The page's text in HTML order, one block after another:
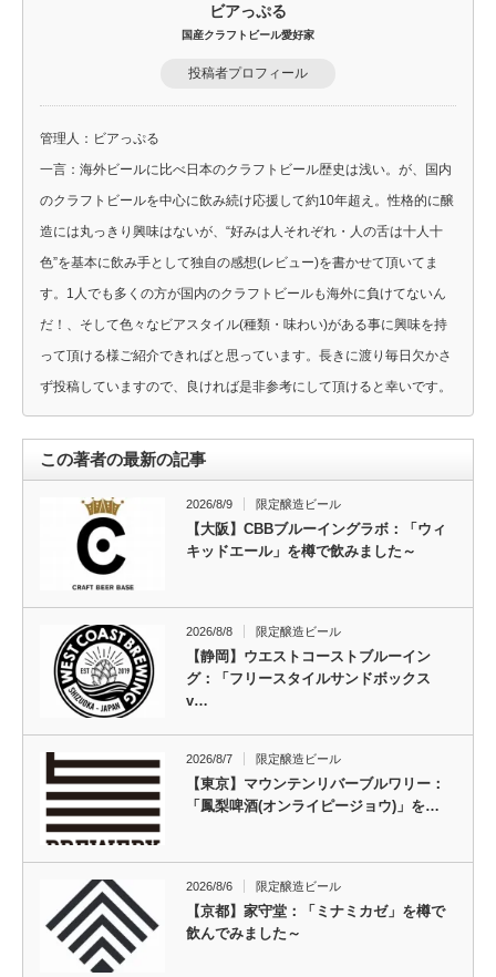
ビアっぷる
国産クラフトビール愛好家
投稿者プロフィール
管理人：ビアっぷる
一言：海外ビールに比べ日本のクラフトビール歴史は浅い。が、国内
のクラフトビールを中心に飲み続け応援して約10年超え。性格的に醸
造には丸っきり興味はないが、“好みは人それぞれ・人の舌は十人十
色”を基本に飲み手として独自の感想(レビュー)を書かせて頂いてま
す。1人でも多くの方が国内のクラフトビールも海外に負けてないん
だ！、そして色々なビアスタイル(種類・味わい)がある事に興味を持
って頂ける様ご紹介できればと思っています。長きに渡り毎日欠かさ
ず投稿していますので、良ければ是非参考にして頂けると幸いです。
この著者の最新の記事
2026/8/9 限定醸造ビール
【大阪】CBBブルーイングラボ：「ウィ
キッドエール」を樽で飲みました～
2026/8/8 限定醸造ビール
【静岡】ウエストコーストブルーイン
グ：「フリースタイルサンドボックス
v…
2026/8/7 限定醸造ビール
【東京】マウンテンリバーブルワリー：
「鳳梨啤酒(オンライピージョウ)」を…
2026/8/6 限定醸造ビール
【京都】家守堂：「ミナミカゼ」を樽で
飲んでみました～